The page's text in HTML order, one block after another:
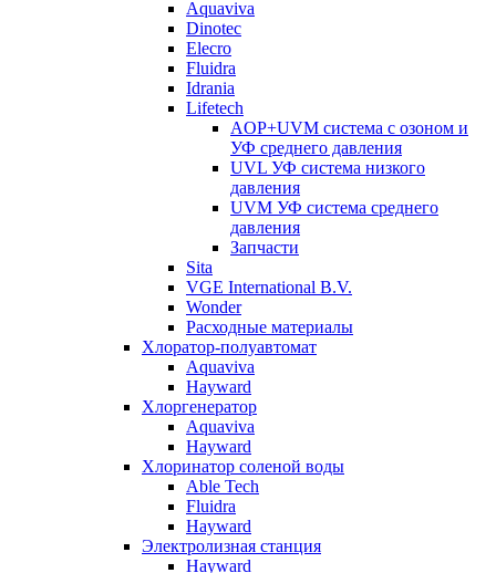
Aquaviva
Dinotec
Elecro
Fluidra
Idrania
Lifetech
AOP+UVM система с озоном и
УФ среднего давления
UVL УФ система низкого
давления
UVM УФ система среднего
давления
Запчасти
Sita
VGE International B.V.
Wonder
Расходные материалы
Хлоратор-полуавтомат
Aquaviva
Hayward
Хлоргенератор
Aquaviva
Hayward
Хлоринатор соленой воды
Able Tech
Fluidra
Hayward
Электролизная станция
Hayward